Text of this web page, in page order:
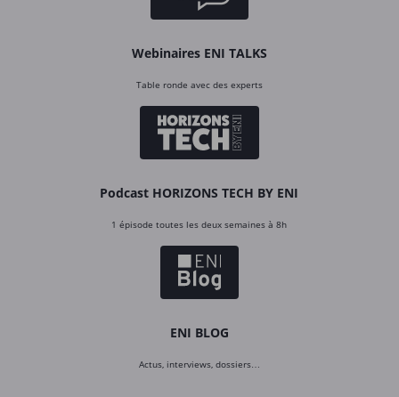
Webinaires ENI TALKS
Table ronde avec des experts
Podcast HORIZONS TECH BY ENI
1 épisode toutes les deux semaines à 8h
ENI BLOG
Actus, interviews, dossiers…